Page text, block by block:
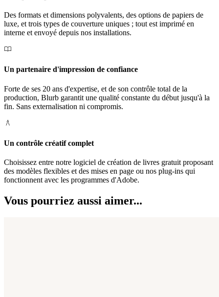
Des formats et dimensions polyvalents, des options de papiers de
luxe, et trois types de couverture uniques ; tout est imprimé en
interne et envoyé depuis nos installations.
Un partenaire d'impression de confiance
Forte de ses 20 ans d'expertise, et de son contrôle total de la
production, Blurb garantit une qualité constante du début jusqu'à la
fin. Sans externalisation ni compromis.
Un contrôle créatif complet
Choisissez entre notre logiciel de création de livres gratuit proposant
des modèles flexibles et des mises en page ou nos plug-ins qui
fonctionnent avec les programmes d'Adobe.
Vous pourriez aussi aimer...